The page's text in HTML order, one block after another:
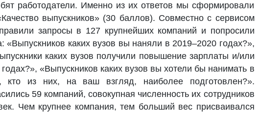
работодатели. Именно из их ответов мы сформировали
выпускников» (30 баллов). Совместно с сервисом
запросы в 127 крупнейших компаний и попросили
«Выпускников каких вузов вы наняли в 2019–2020 годах?»,
каких вузов получили повышение зарплаты и/или
«Выпускников каких вузов вы хотели бы нанимать в
кто из них, на ваш взгляд, наиболее подготовлен?».
59 компаний, совокупная численность их сотрудников
Чем крупнее компания, тем больший вес присваивался